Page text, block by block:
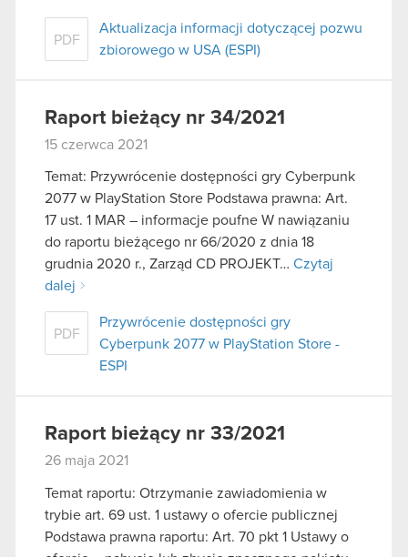
PDF
Aktualizacja informacji dotyczącej pozwu
zbiorowego w USA (ESPI)
Raport bieżący nr 34/2021
15 czerwca 2021
Temat: Przywrócenie dostępności gry Cyberpunk
2077 w PlayStation Store Podstawa prawna: Art.
17 ust. 1 MAR – informacje poufne W nawiązaniu
do raportu bieżącego nr 66/2020 z dnia 18
grudnia 2020 r., Zarząd CD PROJEKT… Czytaj
dalej
PDF
Przywrócenie dostępności gry
Cyberpunk 2077 w PlayStation Store -
ESPI
Raport bieżący nr 33/2021
26 maja 2021
Temat raportu: Otrzymanie zawiadomienia w
trybie art. 69 ust. 1 ustawy o ofercie publicznej
Podstawa prawna raportu: Art. 70 pkt 1 Ustawy o